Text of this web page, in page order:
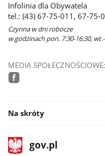
Infolinia dla Obywatela
tel.: (43) 67-75-011, 67-75-
Czynna w dni robocze
w godzinach pon. 7:30-16:30,
MEDIA SPOŁECZNOŚCIOWE:
Na skróty
stopka
gov.plStrona
gov.pl